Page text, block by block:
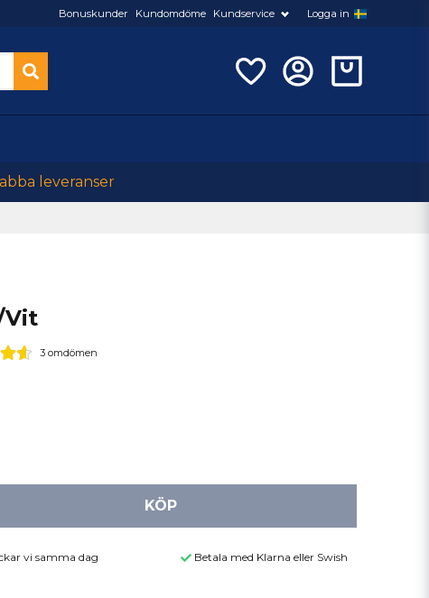
Bonuskunder Kundomdöme Kundservice Logga in
leveranser
Vit
3 omdömen
KÖP
vi samma dag Betala med Klarna eller Swish